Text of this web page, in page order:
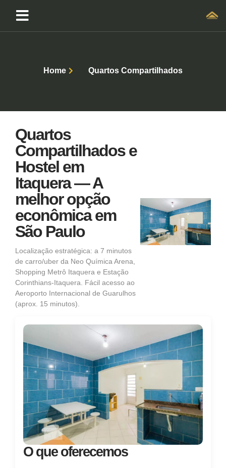
Home Quartos Compartilhados
Quartos
Compartilhados e
Hostel em
Itaquera — A
melhor opção
econômica em
São Paulo
Localização estratégica: a 7 minutos
de carro/uber da Neo Química Arena,
Shopping Metrô Itaquera e Estação
Corinthians-Itaquera. Fácil acesso ao
Aeroporto Internacional de Guarulhos
(aprox. 15 minutos).
O que oferecemos